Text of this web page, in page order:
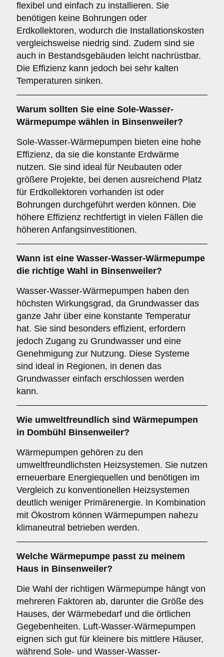
flexibel und einfach zu installieren. Sie
benötigen keine Bohrungen oder
Erdkollektoren, wodurch die Installationskosten
vergleichsweise niedrig sind. Zudem sind sie
auch in Bestandsgebäuden leicht nachrüstbar.
Die Effizienz kann jedoch bei sehr kalten
Temperaturen sinken.
Warum sollten Sie eine Sole-Wasser-
Wärmepumpe wählen in Binsenweiler?
Sole-Wasser-Wärmepumpen bieten eine hohe
Effizienz, da sie die konstante Erdwärme
nutzen. Sie sind ideal für Neubauten oder
größere Projekte, bei denen ausreichend Platz
für Erdkollektoren vorhanden ist oder
Bohrungen durchgeführt werden können. Die
höhere Effizienz rechtfertigt in vielen Fällen die
höheren Anfangsinvestitionen.
Wann ist eine Wasser-Wasser-Wärmepumpe
die richtige Wahl in Binsenweiler?
Wasser-Wasser-Wärmepumpen haben den
höchsten Wirkungsgrad, da Grundwasser das
ganze Jahr über eine konstante Temperatur
hat. Sie sind besonders effizient, erfordern
jedoch Zugang zu Grundwasser und eine
Genehmigung zur Nutzung. Diese Systeme
sind ideal in Regionen, in denen das
Grundwasser einfach erschlossen werden
kann.
Wie umweltfreundlich sind Wärmepumpen
in Dombühl Binsenweiler?
Wärmepumpen gehören zu den
umweltfreundlichsten Heizsystemen. Sie nutzen
erneuerbare Energiequellen und benötigen im
Vergleich zu konventionellen Heizsystemen
deutlich weniger Primärenergie. In Kombination
mit Ökostrom können Wärmepumpen nahezu
klimaneutral betrieben werden.
Welche Wärmepumpe passt zu meinem
Haus in Binsenweiler?
Die Wahl der richtigen Wärmepumpe hängt von
mehreren Faktoren ab, darunter die Größe des
Hauses, der Wärmebedarf und die örtlichen
Gegebenheiten. Luft-Wasser-Wärmepumpen
eignen sich gut für kleinere bis mittlere Häuser,
während Sole- und Wasser-Wasser-